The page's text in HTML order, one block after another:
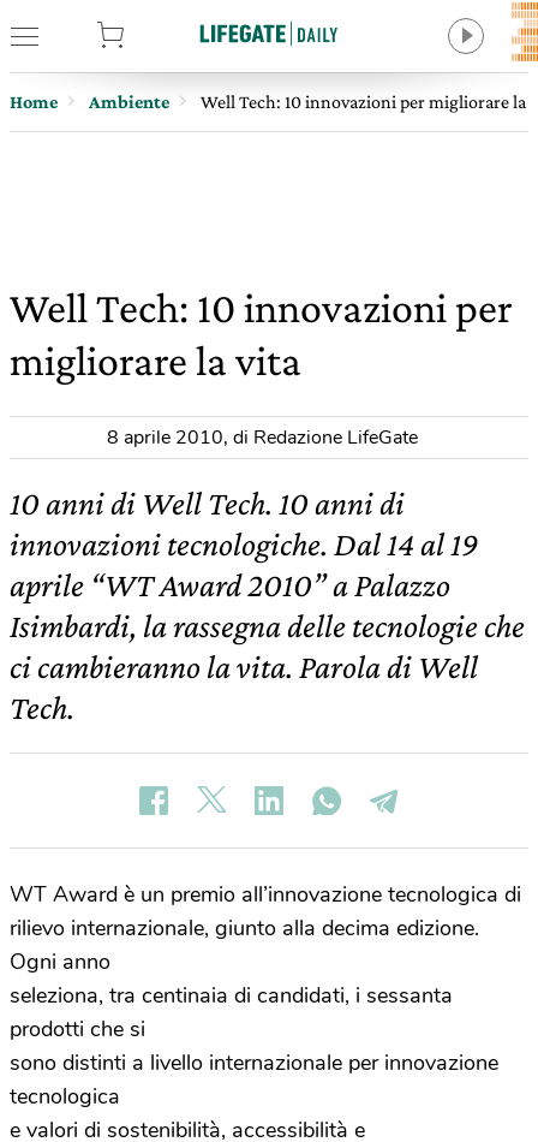
Home Ambiente Well Tech: 10 innovazioni per migliorare la
Well Tech: 10 innovazioni per
migliorare la vita
8 aprile 2010, di Redazione LifeGate
10 anni di Well Tech. 10 anni di
innovazioni tecnologiche. Dal 14 al 19
aprile “WT Award 2010” a Palazzo
Isimbardi, la rassegna delle tecnologie che
ci cambieranno la vita. Parola di Well
Tech.
WT Award è un premio all’innovazione tecnologica di
rilievo internazionale, giunto alla decima edizione.
Ogni anno
seleziona, tra centinaia di candidati, i sessanta
prodotti che si
sono distinti a livello internazionale per innovazione
tecnologica
e valori di sostenibilità, accessibilità e